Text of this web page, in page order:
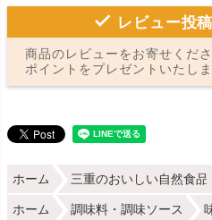
レビュー投
商品のレビューをお寄せくだ
ポイントをプレゼントいたしま
ホーム 三重のおいしい自然食品
ホーム 調味料・調味ソース